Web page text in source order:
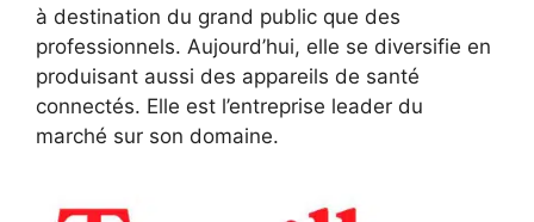
à destination du grand public que des
professionnels. Aujourd’hui, elle se diversifie en
produisant aussi des appareils de santé
connectés. Elle est l’entreprise leader du
marché sur son domaine.